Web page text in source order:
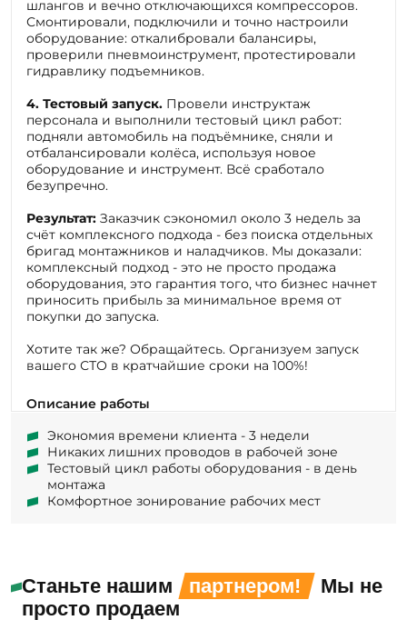
проверили пневмоинструмент, протестировали
гидравлику подъемников.
4. Тестовый запуск.Провели инструктаж
персонала и выполнили тестовый цикл работ:
подняли автомобиль на подъёмнике, сняли и
отбалансировали колёса, используя новое
оборудование и инструмент. Всё сработало
безупречно.
Результат:Заказчик сэкономил около 3 недель за
счёт комплексного подхода - без поиска отдельных
бригад монтажников и наладчиков. Мы доказали:
комплексный подход - это не просто продажа
оборудования, это гарантия того, что бизнес начнет
приносить прибыль за минимальное время от
покупки до запуска.
Хотите так же? Обращайтесь. Организуем запуск
вашего СТО в кратчайшие сроки на 100%!
Описание работы
Экономия времени клиента - 3 недели
Никаких лишних проводов в рабочей зоне
Тестовый цикл работы оборудования - в день
монтажа
Комфортное зонирование рабочих мест
вам товары, мы продаем вам бизнес